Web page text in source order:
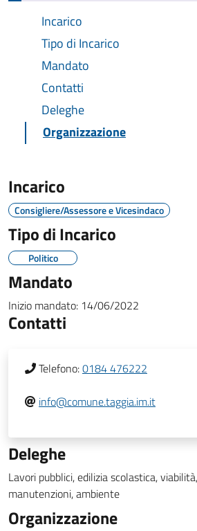
Incarico
Tipo di Incarico
Mandato
Contatti
Deleghe
Organizzazione
Incarico
Consigliere/Assessore e Vicesindaco
Tipo di Incarico
Politico
Mandato
Inizio mandato: 14/06/2022
Contatti
Telefono:0184 476222
info@comune.taggia.im.it
Deleghe
Lavori pubblici, edilizia scolastica,
manutenzioni, ambiente
Organizzazione